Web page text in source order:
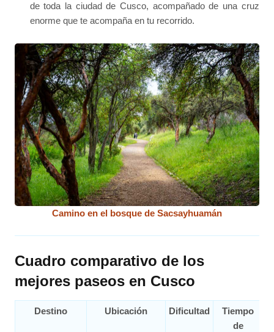
de toda la ciudad de Cusco, acompañado de una cruz
enorme que te acompaña en tu recorrido.
Camino en el bosque de Sacsayhuamán
Cuadro comparativo de los
mejores paseos en Cusco
Destino Ubicación Dificultad
Tiempo
de